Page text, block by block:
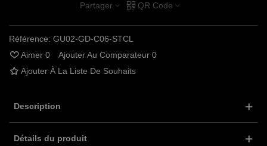
Partager QR Code
Référence: GU02-GD-C06-STCL
Aimer 0 Ajouter Au Comparateur 0
Ajouter À La Liste De Souhaits
Description
Détails du produit